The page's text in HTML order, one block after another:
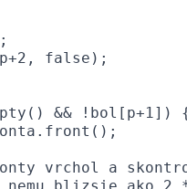
false);
&& !bol[p+1])
vrchol a